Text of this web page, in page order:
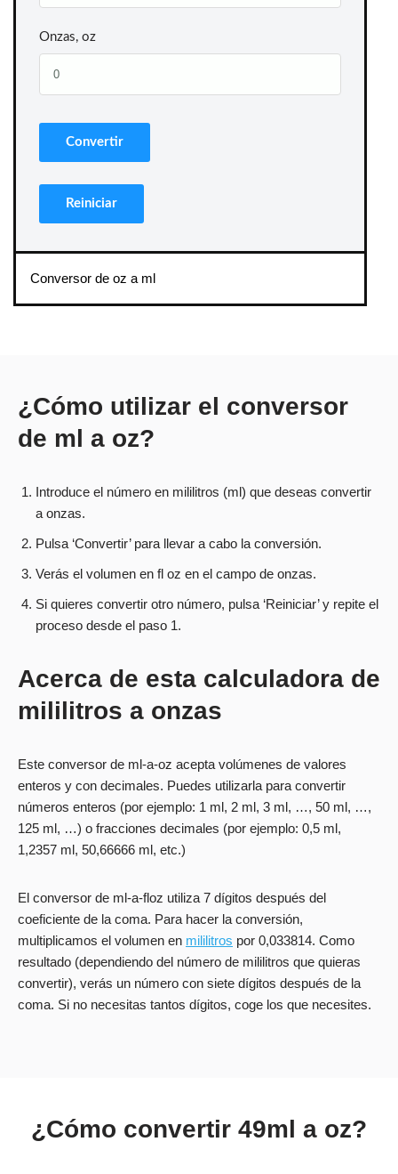
Onzas, oz
Conversor de oz a ml
¿Cómo utilizar el conversor
de ml a oz?
Introduce el número en mililitros (ml) que deseas convertir
a onzas.
Pulsa ‘Convertir’ para llevar a cabo la conversión.
Verás el volumen en fl oz en el campo de onzas.
Si quieres convertir otro número, pulsa ‘Reiniciar’ y repite el
proceso desde el paso 1.
Acerca de esta calculadora de
mililitros a onzas
Este conversor de ml-a-oz acepta volúmenes de valores
enteros y con decimales. Puedes utilizarla para convertir
números enteros (por ejemplo: 1 ml, 2 ml, 3 ml, …, 50 ml, …,
125 ml, …) o fracciones decimales (por ejemplo: 0,5 ml,
1,2357 ml, 50,66666 ml, etc.)
El conversor de ml-a-floz utiliza 7 dígitos después del
coeficiente de la coma. Para hacer la conversión,
multiplicamos el volumen en mililitros por 0,033814. Como
resultado (dependiendo del número de mililitros que quieras
convertir), verás un número con siete dígitos después de la
coma. Si no necesitas tantos dígitos, coge los que necesites.
¿Cómo convertir 49ml a oz?